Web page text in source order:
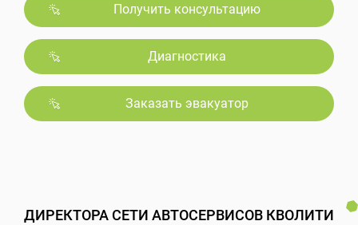
Получить консультацию
Диагностика
Заказать эвакуатор
ДИРЕКТОРА СЕТИ АВТОСЕРВИСОВ КВОЛИТИ